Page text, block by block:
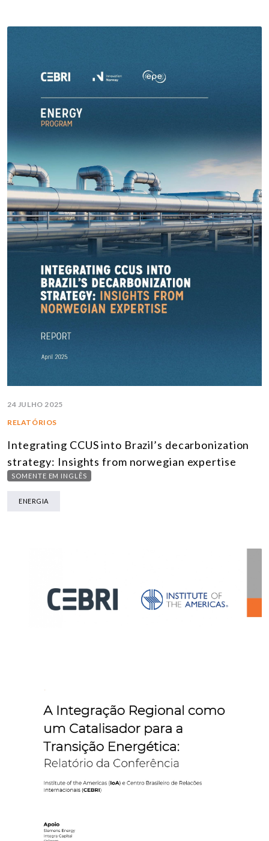
24 JULHO 2025
RELATÓRIOS
Integrating CCUS into Brazil’s decarbonization
strategy: Insights from norwegian expertise
SOMENTE EM INGLÊS
ENERGIA